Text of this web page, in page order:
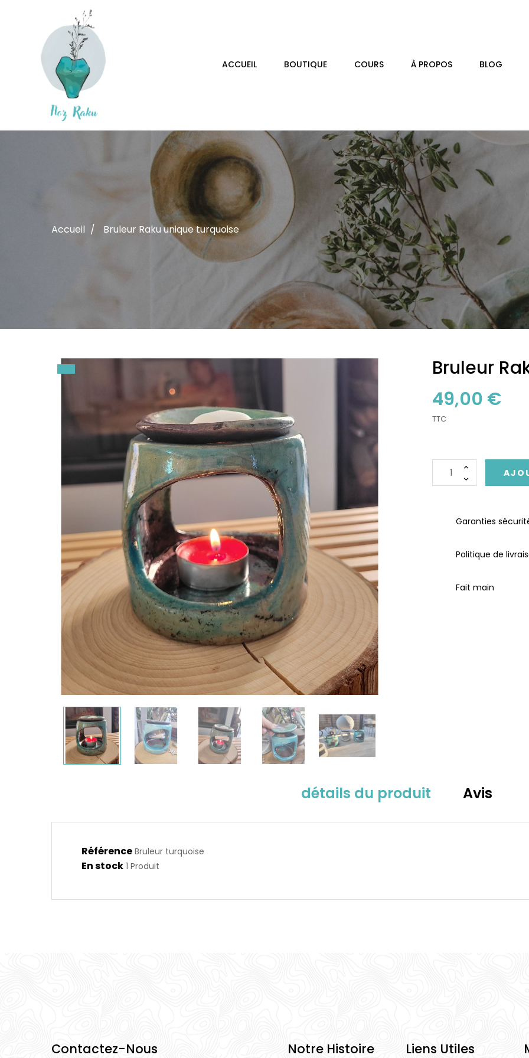
ACCUEIL BOUTIQUE COURS À PROPOS BLOG
Accueil Bruleur Raku unique turquoise
Bruleur
49,00 €
TTC
Garanties
Politique de
Fait main
détails du produit Avis
Référence Bruleur turquoise
En stock 1 Produit
Contactez-Nous Notre Histoire Liens Utiles